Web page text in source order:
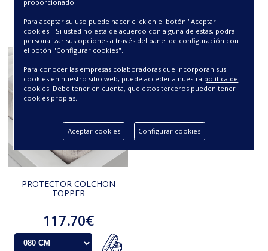
PROTECTOR COLCHON
TOPPER
117.70€
proporcionado.
Para aceptar su uso puede hacer click en el botón "Aceptar
cookies". Si usted no está de acuerdo con alguna de estas, podrá
personalizar sus opciones a través del panel de configuración con
el botón "Configurar cookies".
Para conocer las empresas colaboradoras que incorporan sus
cookies en nuestro sitio web, puede acceder a nuestra política de
cookies . Debe tener en cuenta, que estos terceros pueden tener
cookies propias.
Aceptar cookies Configurar cookies